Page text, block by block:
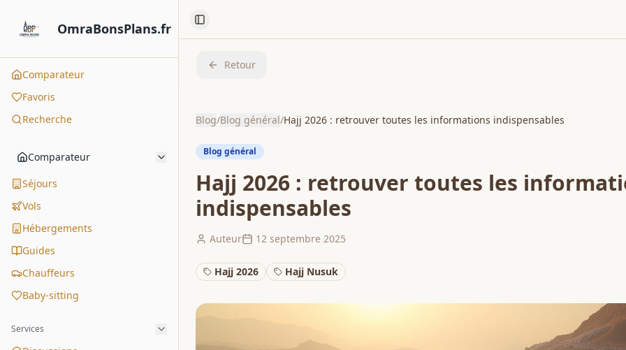
OmraBonsPlans.fr
Comparateur
Favoris
Recherche
Comparateur
Séjours
Vols
Hébergements
Guides
Chauffeurs
Baby-sitting
Services
Toggle Sidebar
Retour
Blog/Blog général/Hajj 2026 : retrouver toutes les informations indispensables
Blog général
Hajj 2026 : retrouver toutes les
indispensables
Auteur 12 septembre 2025
Hajj 2026 Hajj Nusuk